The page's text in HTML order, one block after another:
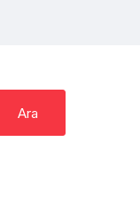
Ara